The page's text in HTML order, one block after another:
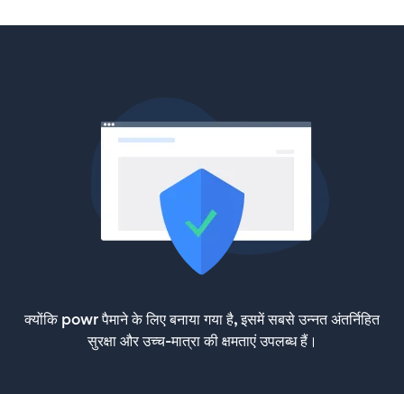
क्योंकि powr पैमाने के लिए बनाया गया है, इसमें सबसे उन्नत अंतर्निहित
सुरक्षा और उच्च-मात्रा की क्षमताएं उपलब्ध हैं।